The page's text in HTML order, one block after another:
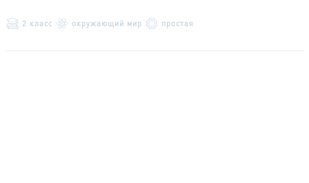
2 класс окружающий мир простая